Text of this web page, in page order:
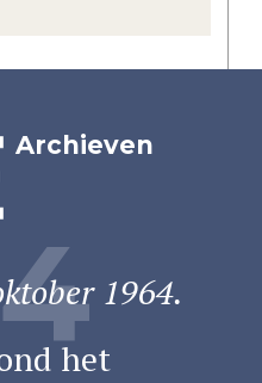
Archieven
1964.
het